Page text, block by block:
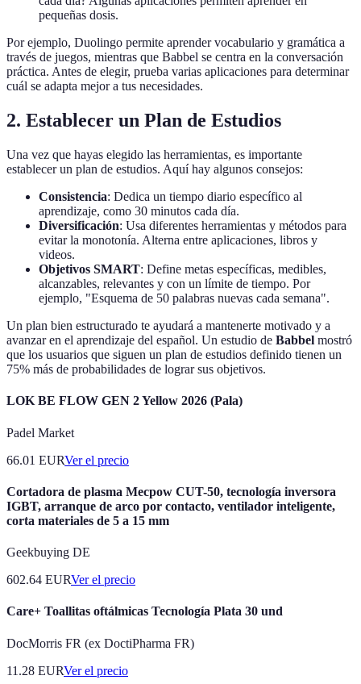
pequeñas dosis.
Por ejemplo, Duolingo permite aprender vocabulario y gramática a
través de juegos, mientras que Babbel se centra en la conversación
práctica. Antes de elegir, prueba varias aplicaciones para determinar
cuál se adapta mejor a tus necesidades.
2. Establecer un Plan de Estudios
Una vez que hayas elegido las herramientas, es importante
establecer un plan de estudios. Aquí hay algunos consejos:
Consistencia: Dedica un tiempo diario específico al
aprendizaje, como 30 minutos cada día.
Diversificación: Usa diferentes herramientas y métodos para
evitar la monotonía. Alterna entre aplicaciones, libros y
videos.
Objetivos SMART: Define metas específicas, medibles,
alcanzables, relevantes y con un límite de tiempo. Por
ejemplo, "Esquema de 50 palabras nuevas cada semana".
Un plan bien estructurado te ayudará a mantenerte motivado y a
avanzar en el aprendizaje del español. Un estudio de Babbel mostró
que los usuarios que siguen un plan de estudios definido tienen un
75% más de probabilidades de lograr sus objetivos.
LOK BE FLOW GEN 2 Yellow 2026 (Pala)
Padel Market
66.01 EURVer el precio
Cortadora de plasma Mecpow CUT-50, tecnología inversora
IGBT, arranque de arco por contacto, ventilador inteligente,
corta materiales de 5 a 15 mm
Geekbuying DE
602.64 EURVer el precio
Care+ Toallitas oftálmicas Tecnología Plata 30 und
DocMorris FR (ex DoctiPharma FR)
11.28 EURVer el precio